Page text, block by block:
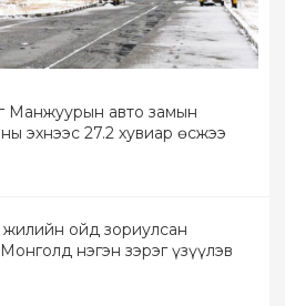
Манжуурын авто замын
эхнээс 27.2 хувиар өсжээ
жилийн ойд зориулсан
нэгэн зэрэг үзүүлэв